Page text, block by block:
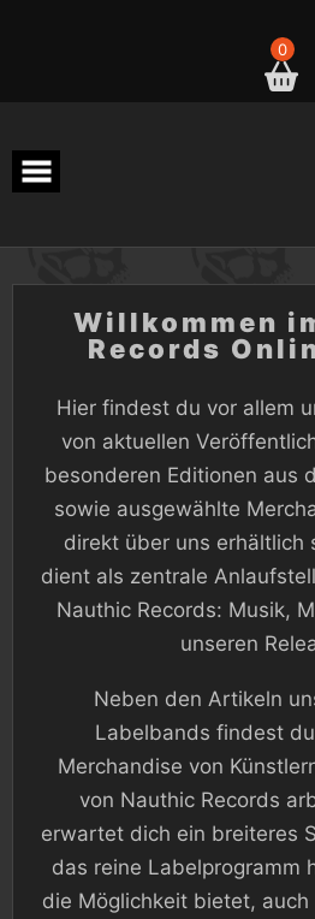
0
Willkommen
Records
Hier findest du vor allem
von aktuellen
besonderen Editionen aus
sowie ausgewählte
direkt über uns erhältlich
dient als zentrale
Nauthic Records: Musik,
unseren
Neben den Artikeln
Labelbands findest
Merchandise von
von Nauthic Records
erwartet dich ein breiteres
das reine Labelprogramm
die Möglichkeit bietet,